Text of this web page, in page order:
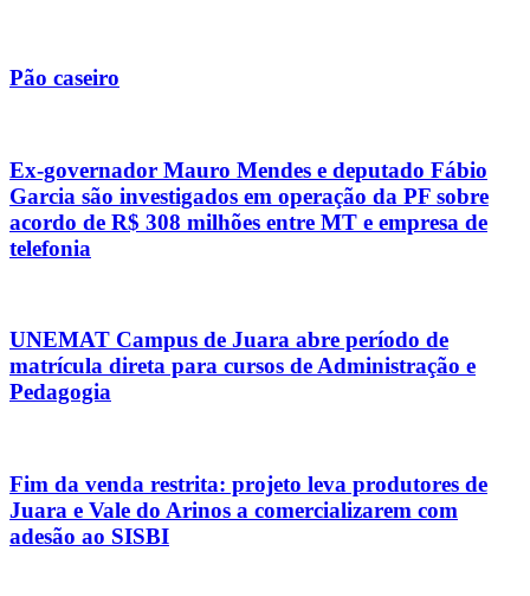
Pão caseiro
Ex-governador Mauro Mendes e deputado Fábio
Garcia são investigados em operação da PF sobre
acordo de R$ 308 milhões entre MT e empresa de
telefonia
UNEMAT Campus de Juara abre período de
matrícula direta para cursos de Administração e
Pedagogia
Fim da venda restrita: projeto leva produtores de
Juara e Vale do Arinos a comercializarem com
adesão ao SISBI